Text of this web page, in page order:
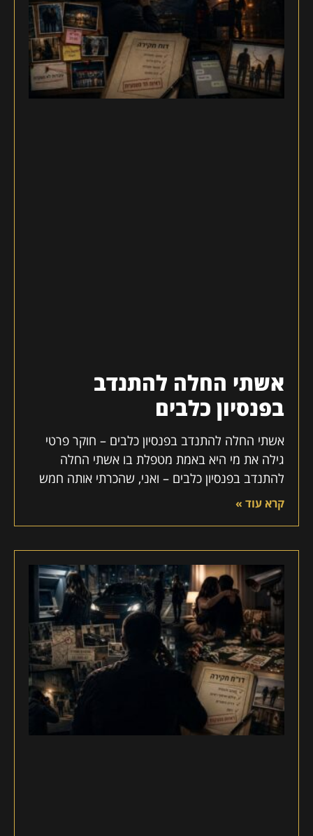
אשתי החלה להתנדב
בפנסיון כלבים
אשתי החלה להתנדב בפנסיון כלבים – חוקר פרטי
גילה את מי היא באמת מטפלת בו אשתי החלה
להתנדב בפנסיון כלבים – ואני, שהכרתי אותה חמש
קרא עוד »